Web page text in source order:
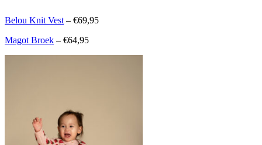
Belou Knit Vest – €69,95
Magot Broek – €64,95